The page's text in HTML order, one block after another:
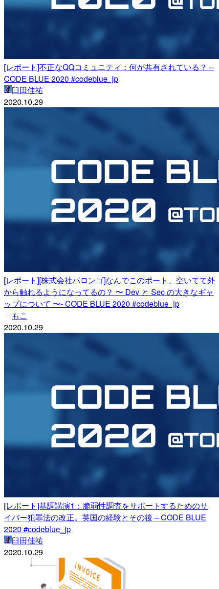
[レポート]不正なQQコミュニティ：何が共有されている？ –
CODE BLUE 2020 #codeblue_jp
臼田佳祐
2020.10.29
[レポート][株式会社パロンゴ]なんでこのポート、空いてて外
から触れるようになってるの？ 〜 Dev と Sec の大きなギャ
ップについて 〜- CODE BLUE 2020 #codeblue_jp
もこ
2020.10.29
[レポート]基調講演1：脆弱性調査をサポートするためのサ
イバー犯罪法の改正。英国の経験とその後 – CODE BLUE
2020 #codeblue_jp
臼田佳祐
2020.10.29